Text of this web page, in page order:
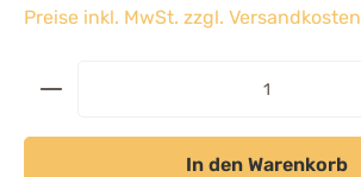
Preise inkl. MwSt. zzgl. Versandkosten
In den Warenkorb